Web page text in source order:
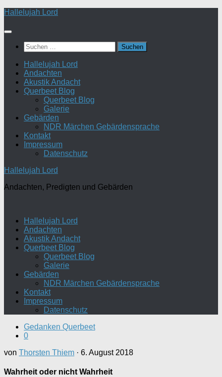
Zum
springen
Hallelujah Lord
Suchen
nach:
Hallelujah Lord
Andachten
Akustik Andacht
Querbeet Blog
Querbeet Blog
Galerie
Gebärden
NDR Märchen Gebärdensprache
Kontakt
Impressum
Datenschutz
Hallelujah Lord
Andachten, Predigten und Gebärden
Hallelujah Lord
Andachten
Akustik Andacht
Querbeet Blog
Querbeet Blog
Galerie
Gebärden
NDR Märchen Gebärdensprache
Kontakt
Impressum
Datenschutz
Gedanken Querbeet
0
von Thorsten Thiem · 6. August 2018
Wahrheit oder nicht Wahrheit